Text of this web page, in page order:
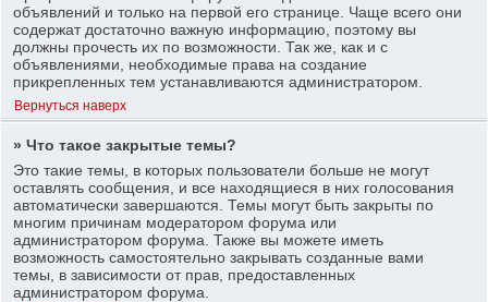
объявлений и только на первой его странице. Чаще всего они
содержат достаточно важную информацию, поэтому вы
должны прочесть их по возможности. Так же, как и с
объявлениями, необходимые права на создание
прикрепленных тем устанавливаются администратором.
Вернуться наверх
» Что такое закрытые темы?
Это такие темы, в которых пользователи больше не могут
оставлять сообщения, и все находящиеся в них голосования
автоматически завершаются. Темы могут быть закрыты по
многим причинам модератором форума или
администратором форума. Также вы можете иметь
возможность самостоятельно закрывать созданные вами
темы, в зависимости от прав, предоставленных
администратором форума.